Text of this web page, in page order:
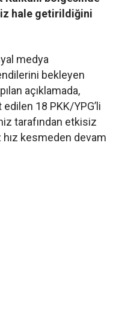
hale getirildiğini
medya
bekleyen
açıklamada,
18 PKK/YPG’li
tarafından etkisiz
hız kesmeden devam